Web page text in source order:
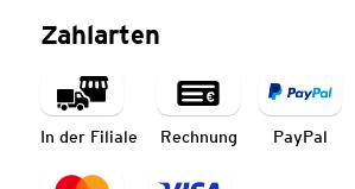
Zahlarten
In der Filiale Rechnung PayPal